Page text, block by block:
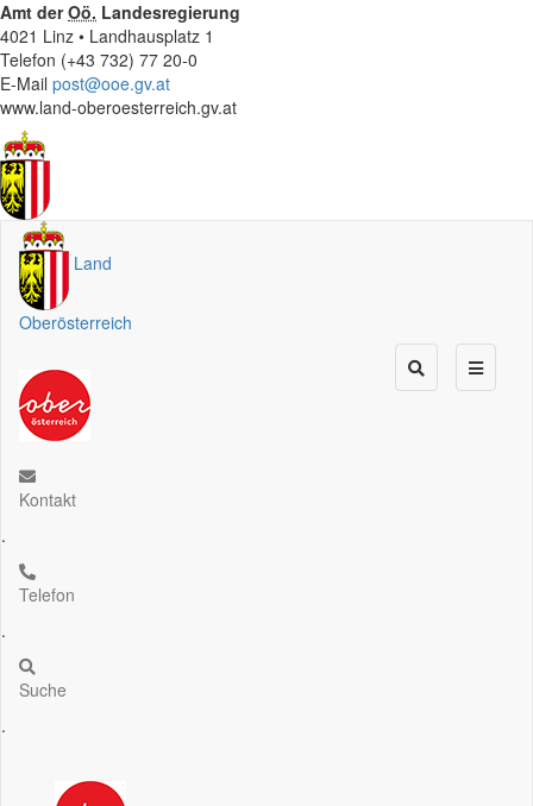
Amt derOö. Landesregierung
4021 Linz • Landhausplatz 1
Telefon (+43 732) 77 20-0
E-Mail post@ooe.gv.at
www.land-oberoesterreich.gv.at
Land
Oberösterreich
Kontakt
.
Telefon
.
Suche
.